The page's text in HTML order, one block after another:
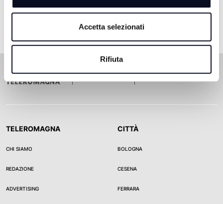
Accetta selezionati
Rifiuta
TELEROMAGNA
CHI SIAMO
REDAZIONE
ADVERTISING
CITTÀ
BOLOGNA
CESENA
FERRARA